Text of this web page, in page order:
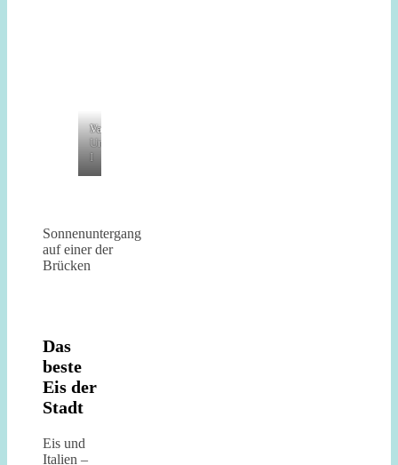
Ponte
Umberto
I
Vatikan
Sonnenuntergang
auf einer der
Brücken
Das
beste
Eis der
Stadt
Eis und
Italien –